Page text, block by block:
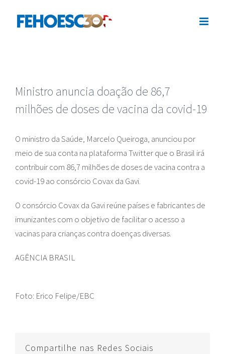
Ministro anuncia doação de 86,7
milhões de doses de vacina da covid-19
O ministro da Saúde, Marcelo Queiroga, anunciou por
meio de sua conta na plataforma Twitter que o Brasil irá
contribuir com 86,7 milhões de doses de vacina contra a
covid-19 ao consórcio Covax da Gavi.
O consórcio Covax da Gavi reúne países e fabricantes de
imunizantes com o objetivo de facilitar o acesso a
vacinas para crianças contra doenças diversas.
AGÊNCIA BRASIL
Foto: Erico Felipe/EBC
Compartilhe nas Redes Sociais